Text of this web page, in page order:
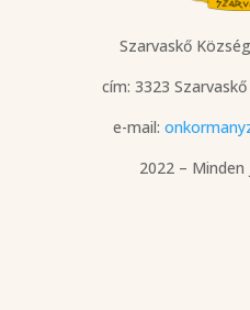
Szarvaskő
cím: 3323 Szarvaskő
e-mail:
2022 –